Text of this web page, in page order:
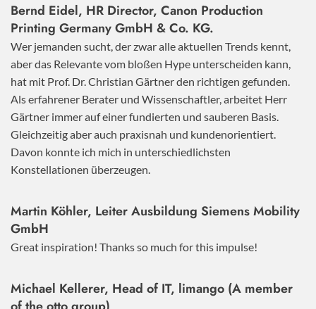
Bernd Eidel, HR Director, Canon Production
Printing Germany GmbH & Co. KG.
Wer jemanden sucht, der zwar alle aktuellen Trends kennt,
aber das Relevante vom bloßen Hype unterscheiden kann,
hat mit Prof. Dr. Christian Gärtner den richtigen gefunden.
Als erfahrener Berater und Wissenschaftler, arbeitet Herr
Gärtner immer auf einer fundierten und sauberen Basis.
Gleichzeitig aber auch praxisnah und kundenorientiert.
Davon konnte ich mich in unterschiedlichsten
Konstellationen überzeugen.
Martin Köhler, Leiter Ausbildung Siemens Mobility
GmbH
Great inspiration! Thanks so much for this impulse!
Michael Kellerer, Head of IT, limango (A member